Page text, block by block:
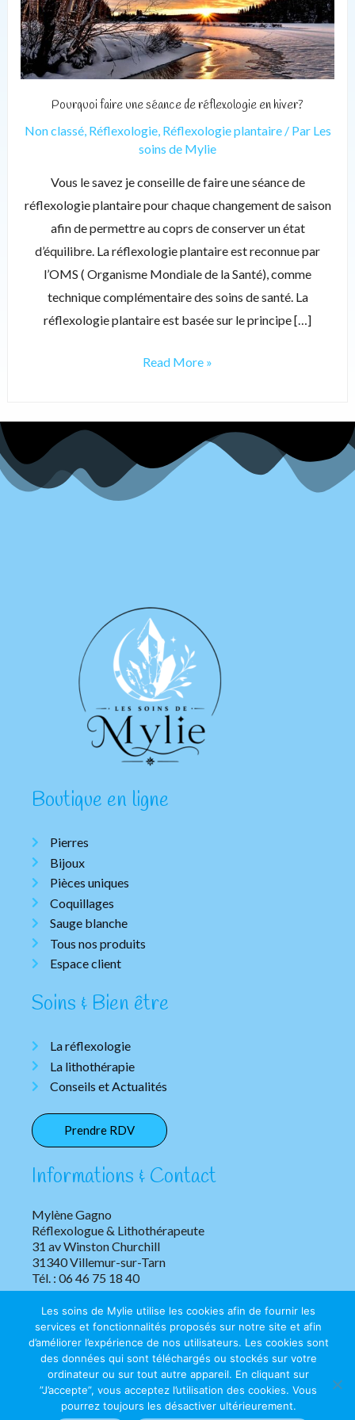
Pourquoi faire une séance de réflexologie en hiver?
Non classé, Réflexologie, Réflexologie plantaire/ Par Les
soins de Mylie
Vous le savez je conseille de faire une séance de
réflexologie plantaire pour chaque changement de saison
afin de permettre au coprs de conserver un état
d’équilibre. La réflexologie plantaire est reconnue par
l’OMS ( Organisme Mondiale de la Santé), comme
technique complémentaire des soins de santé. La
réflexologie plantaire est basée sur le principe […]
en
hiver?
Read More »
Boutique en ligne
Pierres
Bijoux
Pièces uniques
Coquillages
Sauge blanche
Tous nos produits
Espace client
Soins & Bien être
La réflexologie
La lithothérapie
Conseils et Actualités
Prendre RDV
Informations & Contact
Mylène Gagno
Réflexologue & Lithothérapeute
31 av Winston Churchill
31340 Villemur-sur-Tarn
Tél. : 06 46 75 18 40
Copyright © 2026 Les soins de Mylie | Tous droits réservés.
Les soins de Mylie utilise les cookies afin de fournir les
services et fonctionnalités proposés sur notre site et afin
d’améliorer l’expérience de nos utilisateurs. Les cookies sont
des données qui sont téléchargés ou stockés sur votre
ordinateur ou sur tout autre appareil. En cliquant sur
”J’accepte”, vous acceptez l’utilisation des cookies. Vous
pourrez toujours les désactiver ultérieurement.